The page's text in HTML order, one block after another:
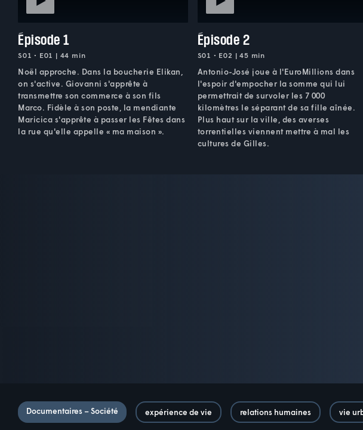
Épisode 1
S01 • E01 | 44 min
Noël approche. Dans la boucherie Elikan,
on s'active. Giovanni s'apprête à
transmettre son commerce à son fils
Marco. Fidèle à son poste, la mendiante
Maricica s'apprête à passer les Fêtes dans
la rue qu'elle appelle « ma maison ».
Épisode 2
S01 • E02 | 45 min
Antonio-José joue à l'EuroMillions dans
l'espoir d'empocher la somme qui lui
permettrait de survoler les 7 000
kilomètres le séparant de sa fille aînée.
Plus haut sur la ville, des averses
torrentielles viennent mettre à mal les
cultures de Gilles.
Documentaires – Société expérience de vie relations humaines vie